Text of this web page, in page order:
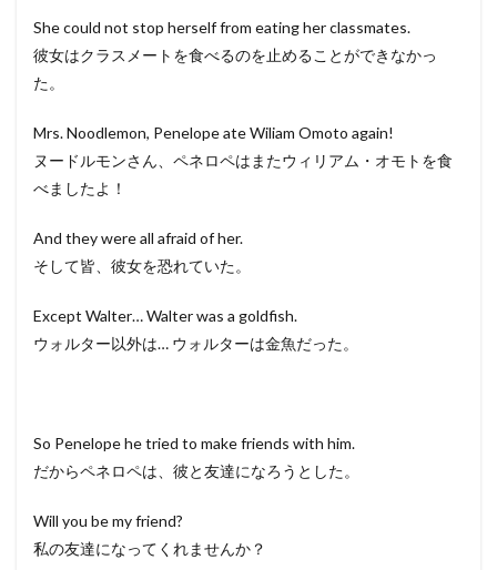
She could not stop herself from eating her classmates.
彼女はクラスメートを食べるのを止めることができなかっ
た。
Mrs. Noodlemon, Penelope ate Wiliam Omoto again!
ヌードルモンさん、ペネロペはまたウィリアム・オモトを食
べましたよ！
And they were all afraid of her.
そして皆、彼女を恐れていた。
Except Walter… Walter was a goldfish.
ウォルター以外は… ウォルターは金魚だった。
So Penelope he tried to make friends with him.
だからペネロペは、彼と友達になろうとした。
Will you be my friend?
私の友達になってくれませんか？